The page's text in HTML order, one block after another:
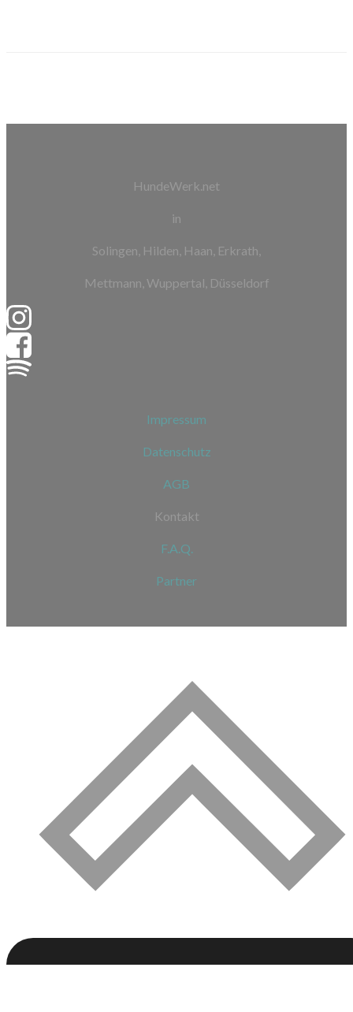
HundeWerk.net
in
Solingen, Hilden, Haan, Erkrath,
Mettmann, Wuppertal, Düsseldorf
Impressum
Datenschutz
AGB
Kontakt
F.A.Q.
Partner